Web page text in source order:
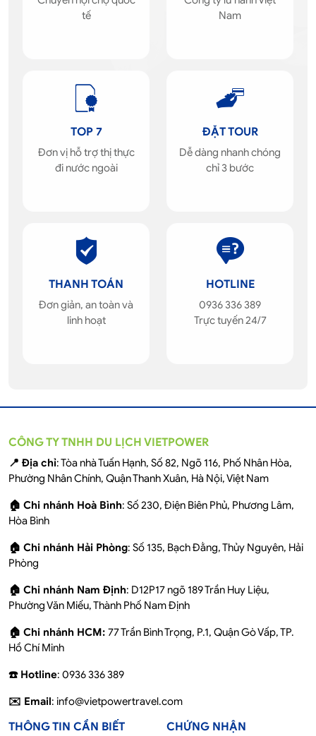
tế
Nam
TOP 7
Đơn vị hỗ trợ thị thực
đi nước ngoài
ĐẶT TOUR
Dễ dàng nhanh chóng
chỉ 3 bước
THANH TOÁN
Đơn giản, an toàn và
linh hoạt
HOTLINE
0936 336 389
Trực tuyến 24/7
CÔNG TY TNHH DU LỊCH VIETPOWER
📍 Địa chỉ: Tòa nhà Tuấn Hạnh, Số 82, Ngõ 116, Phố Nhân Hòa,
Phường Nhân Chính, Quận Thanh Xuân, Hà Nội, Việt Nam
🏠 Chi nhánh Hoà Bình: Số 230, Điện Biên Phủ, Phương Lâm,
Hòa Bình
🏠 Chi nhánh Hải Phòng: Số 135, Bạch Đằng, Thủy Nguyên, Hải
Phòng
🏠 Chi nhánh Nam Định: D12P17 ngõ 189 Trần Huy Liệu,
Phường Văn Miếu, Thành Phố Nam Định
🏠 Chi nhánh HCM: 77 Trần Bình Trọng, P.1, Quận Gò Vấp, TP.
Hồ Chí Minh
☎️ Hotline: 0936 336 389
✉️ Email: info@vietpowertravel.com
THÔNG TIN CẦN BIẾT CHỨNG NHẬN